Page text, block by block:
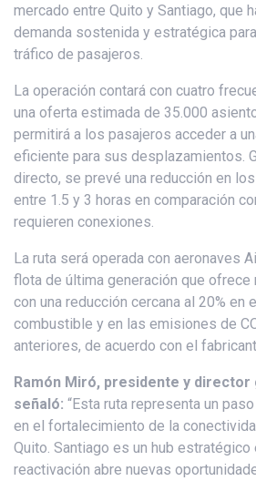
mercado entre Quito y Santiago, que
demanda sostenida y estratégica
tráfico de pasajeros.
La operación contará con cuatro
una oferta estimada de 35.000
permitirá a los pasajeros acceder a
eficiente para sus desplazamientos.
directo, se prevé una reducción en
entre 1.5 y 3 horas en comparación
requieren conexiones.
La ruta será operada con aeronaves
flota de última generación que ofrece
con una reducción cercana al 20% en
combustible y en las emisiones de
anteriores, de acuerdo con el
Ramón Miró, presidente y director
señaló: “Esta ruta representa un
en el fortalecimiento de la
Quito. Santiago es un hub estratégico
reactivación abre nuevas